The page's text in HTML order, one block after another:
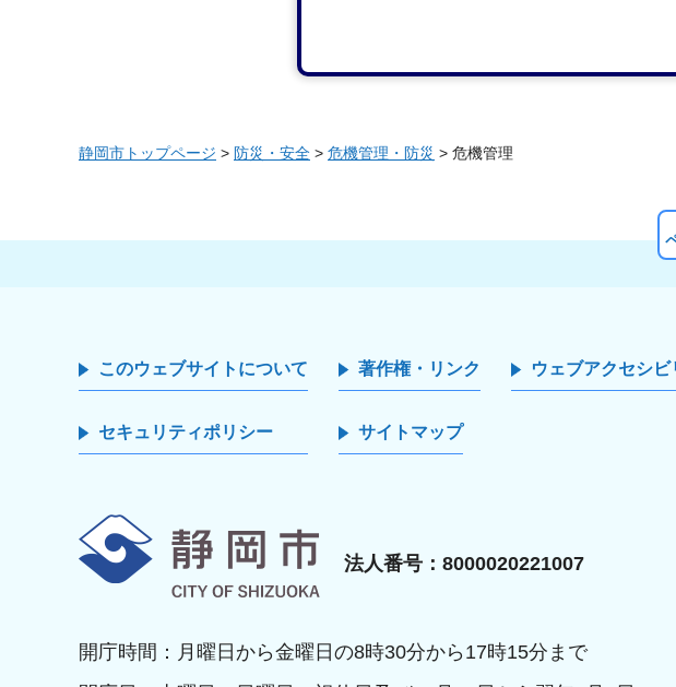
静岡市トップページ > 防災・安全 > 危機管理・防災 > 危機管理
このウェブサイトについて 著作権・リンク ウェブアクセシ
セキュリティポリシー サイトマップ
法人番号：8000020221007
開庁時間：月曜日から金曜日の8時30分から17時15分まで